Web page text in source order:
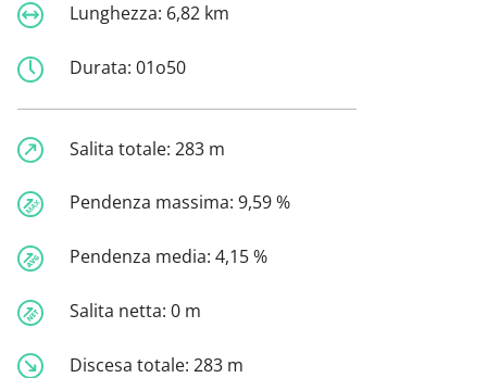
Lunghezza: 6,82 km
Durata: 01o50
Salita totale: 283 m
Pendenza massima: 9,59 %
Pendenza media: 4,15 %
Salita netta: 0 m
Discesa totale: 283 m